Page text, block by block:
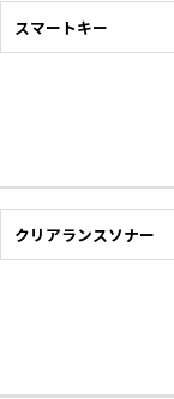
スマートキー
クリアランスソナー